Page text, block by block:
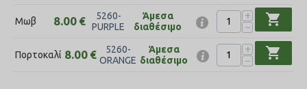
Μωβ 8.00 €
5260-
PURPLE
Άμεσα
διαθέσιμο
+
−
shopping_cart
Πορτοκαλί 8.00 €
5260-
ORANGE
Άμεσα
διαθέσιμο
+
−
shopping_cart